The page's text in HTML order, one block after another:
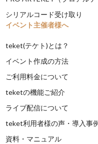
シリアルコード受け取り
イベント主催者様へ
teket(テケト)とは？
イベント作成の方法
ご利用料金について
teketの機能ご紹介
ライブ配信について
teket利用者様の声・導入事
資料・マニュアル